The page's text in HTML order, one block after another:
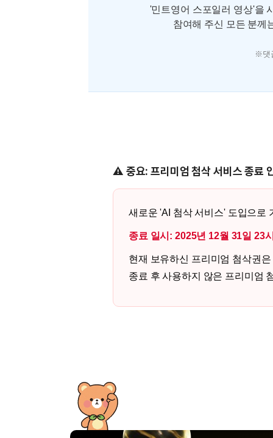
'민트영어 스포일러 영상'을
참여해 주신 모든 분께
※댓
⚠️ 중요: 프리미엄 첨삭 서비스 종료
새로운 'AI 첨삭 서비스' 도입으로
종료 일시: 2025년 12월 31일 23
현재 보유하신 프리미엄 첨삭권
종료 후 사용하지 않은 프리미엄